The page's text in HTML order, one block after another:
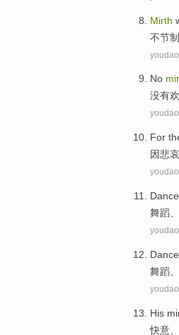
Mirth
不节
youdao
No
没有
youdao
For
因悲哀
youdao
Dance
舞蹈
youdao
Dance
舞蹈
youdao
His
快意